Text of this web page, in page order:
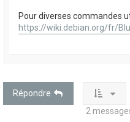
Pour diverses commandes
https://wiki.debian.org/fr/
Répondre
2